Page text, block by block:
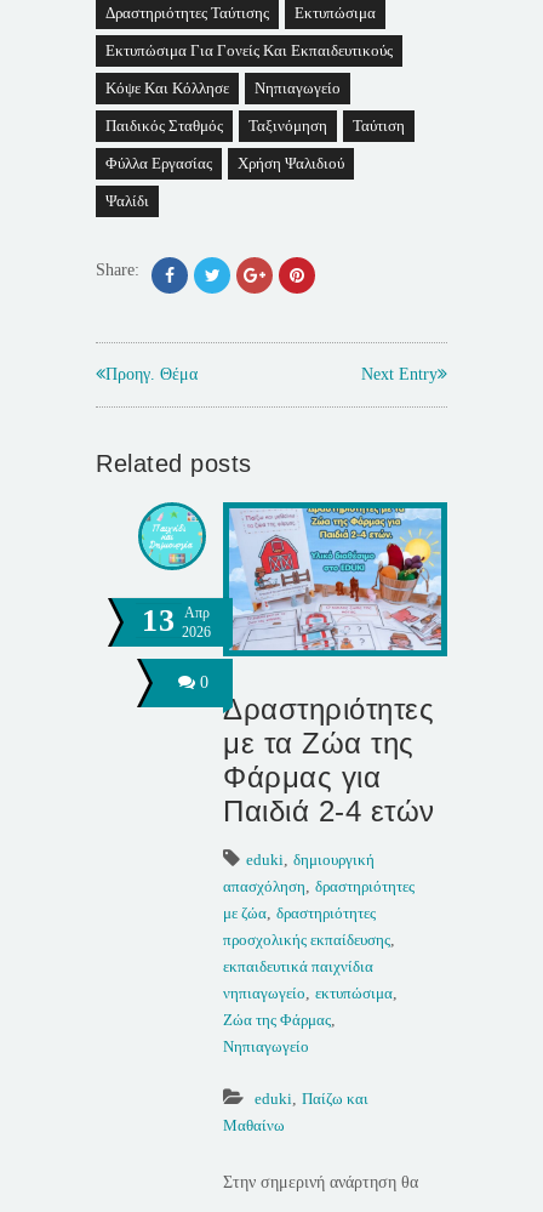
Δραστηριότητες Ταύτισης Εκτυπώσιμα
Εκτυπώσιμα Για Γονείς Και Εκπαιδευτικούς
Κόψε Και Κόλλησε Νηπιαγωγείο
Παιδικός Σταθμός Ταξινόμηση Ταύτιση
Φύλλα Εργασίας Χρήση Ψαλιδιού
Ψαλίδι
Share:
Προηγ. Θέμα Next Entry
Related posts
13
Απρ
2026
0
Δραστηριότητες
με τα Ζώα της
Φάρμας για
Παιδιά 2-4 ετών
eduki, δημιουργική
απασχόληση, δραστηριότητες
με ζώα, δραστηριότητες
προσχολικής εκπαίδευσης,
εκπαιδευτικά παιχνίδια
νηπιαγωγείο, εκτυπώσιμα,
Ζώα της Φάρμας,
Νηπιαγωγείο
eduki, Παίζω και
Μαθαίνω
Στην σημερινή ανάρτηση θα